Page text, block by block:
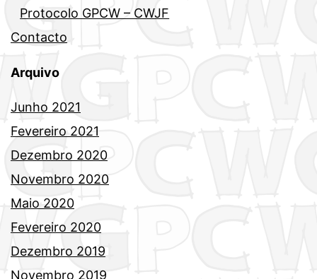
Protocolo GPCW – CWJF
Contacto
Arquivo
Junho 2021
Fevereiro 2021
Dezembro 2020
Novembro 2020
Maio 2020
Fevereiro 2020
Dezembro 2019
Novembro 2019